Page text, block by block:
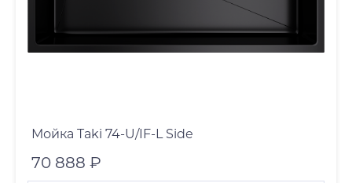
Мойка Taki 74-U/IF-L Side
70 888 ₽